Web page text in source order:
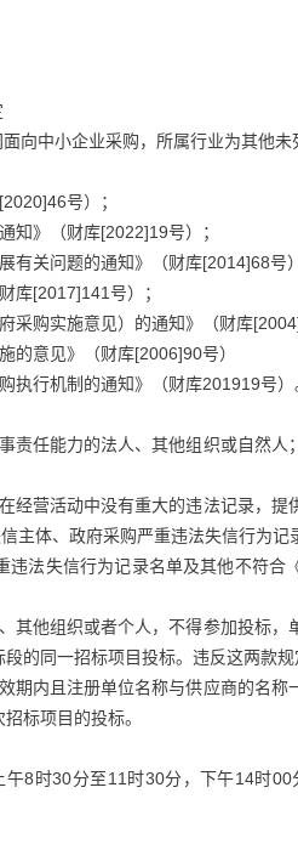
向中小企业采购，所属行业为其他未
号）；
知》（财库[2022]19号）；
有关问题的通知》（财库[2014]68号）
库[2017]141号）；
采购实施意见）的通知》（财库
的意见》（财库[2006]90号）
执行机制的通知》（财库201919号）
责任能力的法人、其他组织或自然
营活动中没有重大的违法记录，提
主体、政府采购严重违法失信行为
法失信行为记录名单及其他不符合
其他组织或者个人，不得参加投标，
的同一招标项目投标。违反这两款规
期内且注册单位名称与供应商的名称
标项目的投标。
8时30分至11时30分，下午14时